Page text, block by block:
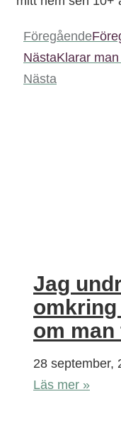
Föregående
NästaKlarar
Nästa
Jag
om man
28 september,
Läs mer »